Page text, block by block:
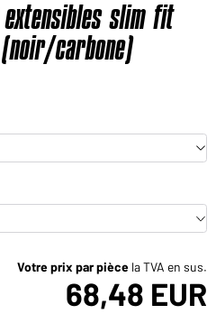
slim fit
(noir/carbone)
Votre prix par pièce la TVA en sus.
68,48 EUR